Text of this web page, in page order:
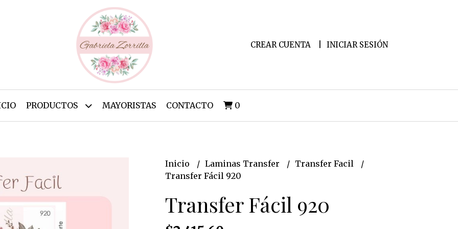
CREAR CUENTA INICIAR SESIÓN
PRODUCTOS MAYORISTAS CONTACTO 0
Inicio Laminas Transfer
Transfer Facil
Transfer Fácil 920
Transfer Fácil 920